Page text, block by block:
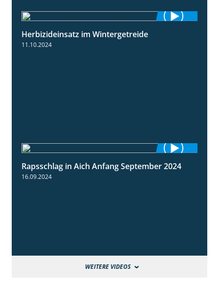
Herbizideinsatz im Wintergetreide
11.10.2024
1:50
Rapsschlag in Aich Anfang September 2024
16.09.2024
WEITERE VIDEOS